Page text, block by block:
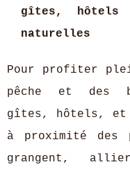
gîtes, hôtels
naturelles
Pour profiter
pêche et des
gîtes, hôtels, et
à proximité des
grangent,